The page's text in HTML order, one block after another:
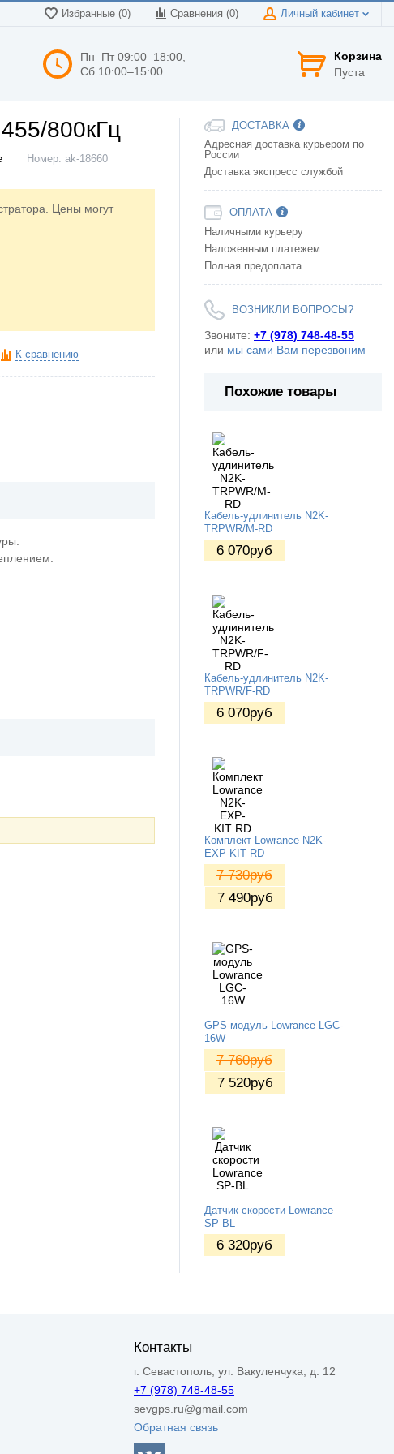
Избранные (0) Сравнения (0) Личный кабинет
Пн–Пт 09:00–18:00,
Сб 10:00–15:00
Корзина
Пуста
800кГц
Номер: ak-18660
Цены могут
К сравнению
ДОСТАВКА
Адресная доставка курьером по
России
Доставка экспресс службой
ОПЛАТА
Наличными курьеру
Наложенным платежем
Полная предоплата
ВОЗНИКЛИ ВОПРОСЫ?
Звоните: +7 (978) 748-48-55
или мы сами Вам перезвоним
Похожие товары
Кабель-удлинитель N2K-
TRPWR/M-RD
6 070руб
Кабель-удлинитель N2K-
TRPWR/F-RD
6 070руб
Комплект Lowrance N2K-
EXP-KIT RD
7 730руб
7 490руб
GPS-модуль Lowrance LGC-
16W
7 760руб
7 520руб
Датчик скорости Lowrance
SP-BL
6 320руб
Контакты
г. Севастополь, ул. Вакуленчука, д. 12
+7 (978) 748-48-55
sevgps.ru@gmail.com
Обратная связь